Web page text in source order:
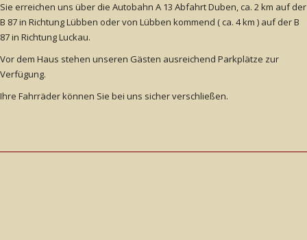
Sie erreichen uns über die Autobahn A 13 Abfahrt Duben, ca. 2 km auf der
B 87 in Richtung Lübben oder von Lübben kommend ( ca. 4 km ) auf der B
87 in Richtung Luckau.
Vor dem Haus stehen unseren Gästen ausreichend Parkplätze zur
Verfügung.
Ihre Fahrräder können Sie bei uns sicher verschließen.